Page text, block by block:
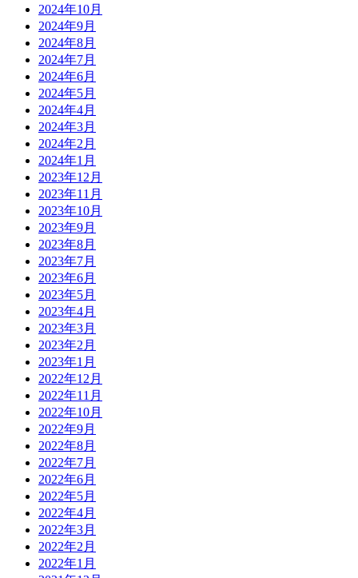
2024年10月
2024年9月
2024年8月
2024年7月
2024年6月
2024年5月
2024年4月
2024年3月
2024年2月
2024年1月
2023年12月
2023年11月
2023年10月
2023年9月
2023年8月
2023年7月
2023年6月
2023年5月
2023年4月
2023年3月
2023年2月
2023年1月
2022年12月
2022年11月
2022年10月
2022年9月
2022年8月
2022年7月
2022年6月
2022年5月
2022年4月
2022年3月
2022年2月
2022年1月